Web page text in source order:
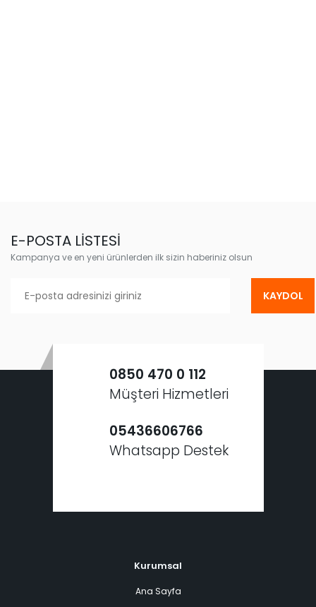
E-POSTA LİSTESİ
Kampanya ve en yeni ürünlerden ilk sizin haberiniz olsun
KAYDOL
0850 470 0 112
Müşteri Hizmetleri
05436606766
Whatsapp Destek
Kurumsal
Ana Sayfa